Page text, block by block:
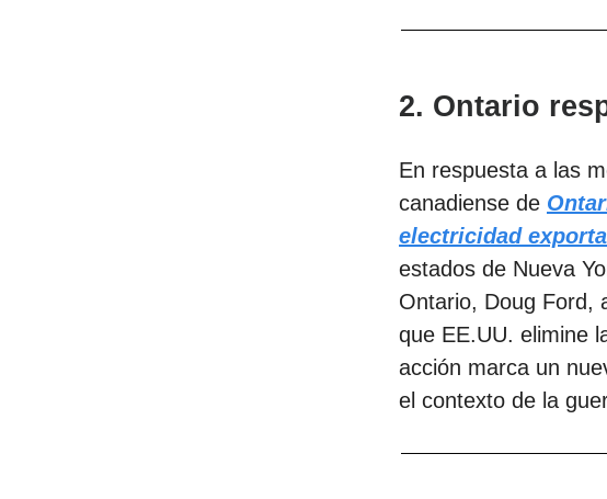
2. Ontario
En respuesta a las
canadiense de
electricidad
estados de Nueva
Ontario, Doug Ford,
que EE.UU. elimine
acción marca un
el contexto de la